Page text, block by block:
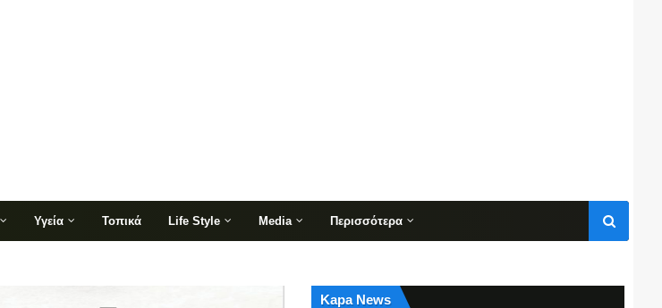
Υγεία Τοπικά Life Style Media Περισσότερα
Kapa News